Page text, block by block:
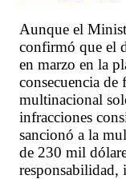
Aunque el
confirmó que el
en marzo en la
consecuencia de
multinacional
infracciones
sancionó a la
de 230 mil